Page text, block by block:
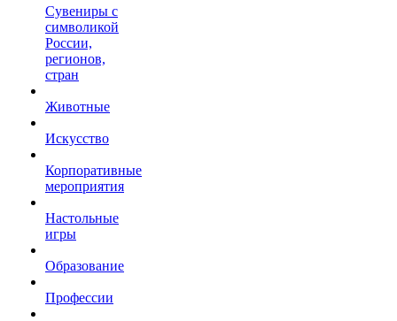
Сувениры с
символикой
России,
регионов,
стран
Животные
Искусство
Корпоративные
мероприятия
Настольные
игры
Образование
Профессии